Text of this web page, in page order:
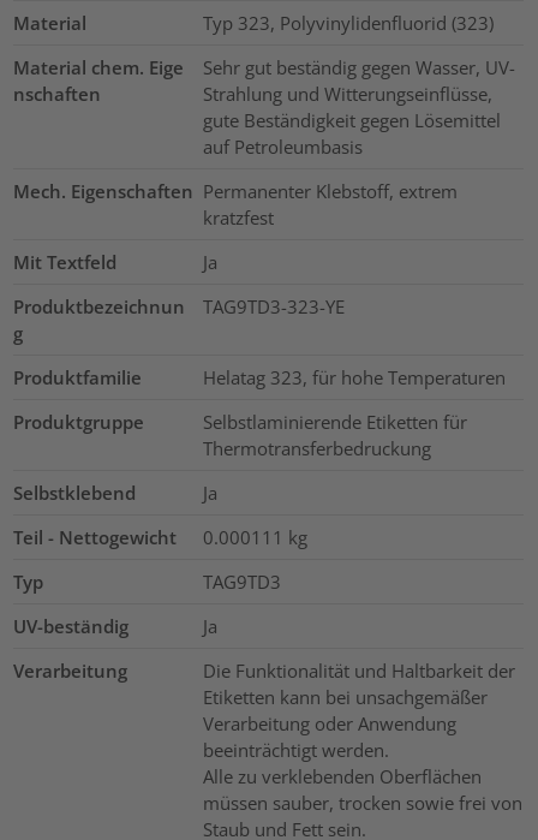
Material
Typ 323, Polyvinylidenfluorid (323)
Material chem. Eige
nschaften
Sehr gut beständig gegen Wasser, UV-
Strahlung und Witterungseinflüsse,
gute Beständigkeit gegen Lösemittel
auf Petroleumbasis
Mech. Eigenschaften Permanenter Klebstoff, extrem
kratzfest
Mit Textfeld
Ja
Produktbezeichnun
g
TAG9TD3-323-YE
Produktfamilie
Helatag 323, für hohe Temperaturen
Produktgruppe
Selbstlaminierende Etiketten für
Thermotransferbedruckung
Selbstklebend
Ja
Teil - Nettogewicht
0.000111 kg
Typ
TAG9TD3
UV-beständig
Ja
Verarbeitung
Die Funktionalität und Haltbarkeit der
Etiketten kann bei unsachgemäßer
Verarbeitung oder Anwendung
beeinträchtigt werden.
Alle zu verklebenden Oberflächen
müssen sauber, trocken sowie frei von
Staub und Fett sein.